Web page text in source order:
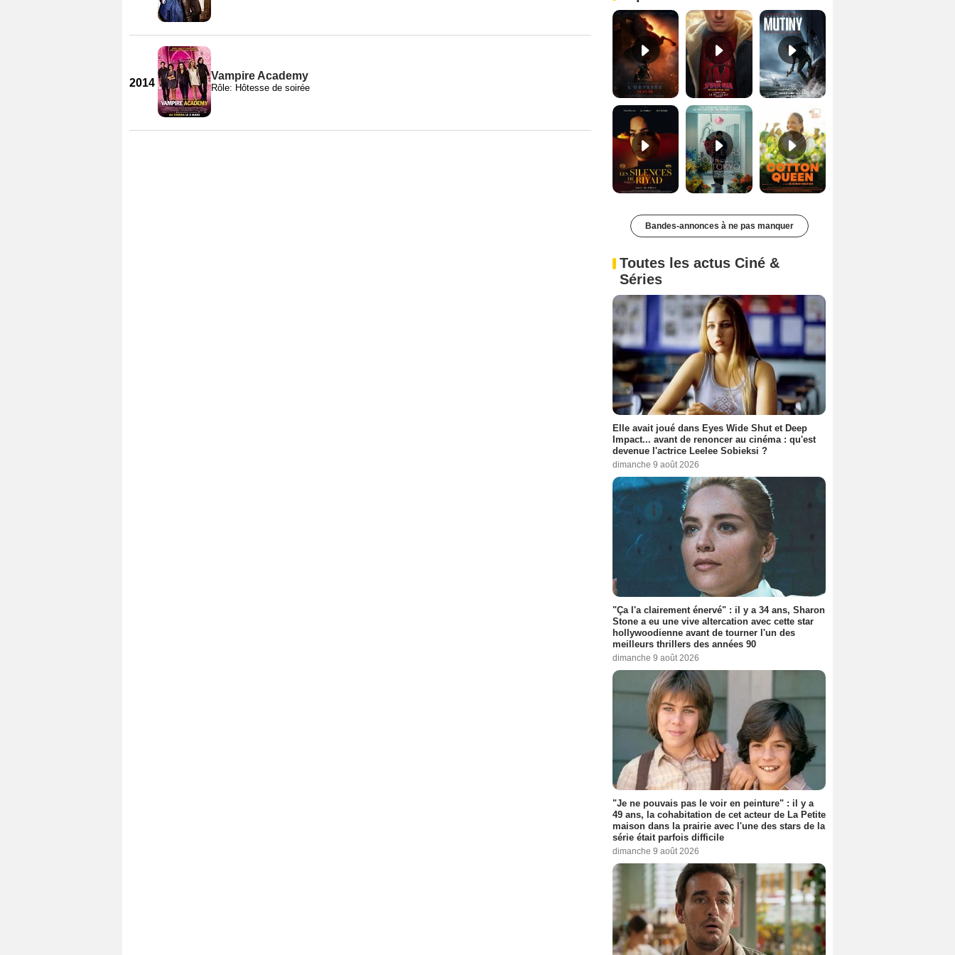
2014
Vampire Academy
Rôle: Hôtesse de soirée
Les Silences de Riyad Bande-annonce VO STFR Cotton Queen Bande-annonce VO STFR
Bandes-annonces à ne pas manquer
Toutes les actus Ciné &
Séries
Elle avait joué dans Eyes Wide Shut et Deep
Impact... avant de renoncer au cinéma : qu'est
devenue l'actrice Leelee Sobieksi ?
dimanche 9 août 2026
"Ça l'a clairement énervé" : il y a 34 ans, Sharon
Stone a eu une vive altercation avec cette star
hollywoodienne avant de tourner l'un des
meilleurs thrillers des années 90
dimanche 9 août 2026
"Je ne pouvais pas le voir en peinture" : il y a
49 ans, la cohabitation de cet acteur de La Petite
maison dans la prairie avec l'une des stars de la
série était parfois difficile
dimanche 9 août 2026